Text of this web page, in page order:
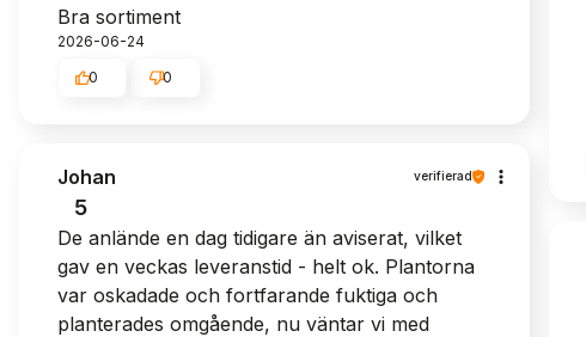
Bra sortiment
2026-06-24
0 0
Johan verifierad
5
De anlände en dag tidigare än aviserat, vilket
gav en veckas leveranstid - helt ok. Plantorna
var oskadade och fortfarande fuktiga och
planterades omgående, nu väntar vi med